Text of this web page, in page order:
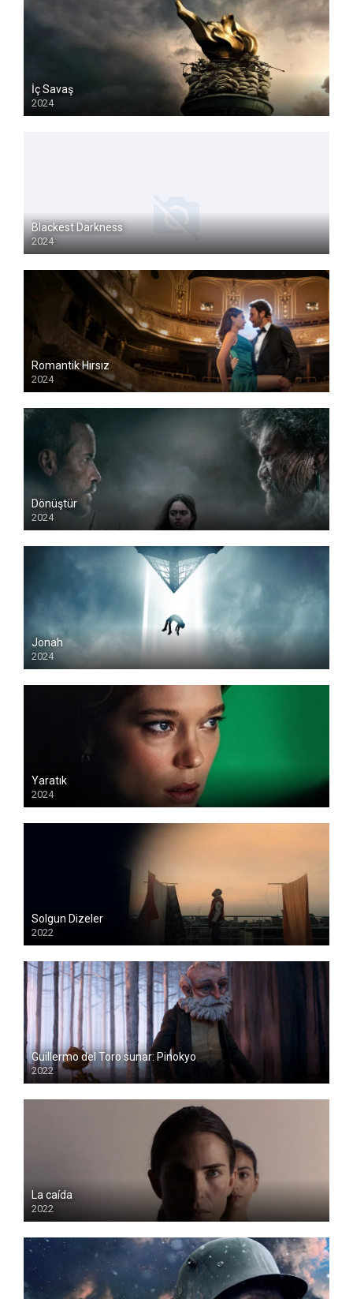
İç Savaş
2024
Blackest Darkness
2024
Romantik Hırsız
2024
Dönüştür
2024
Jonah
2024
Yaratık
2024
Solgun Dizeler
2022
Guillermo del Toro sunar: Pinokyo
2022
La caída
2022